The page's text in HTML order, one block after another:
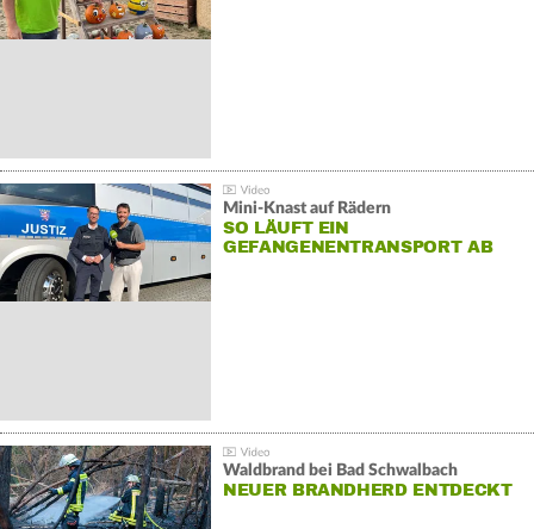
Mini-Knast auf Rädern
SO LÄUFT EIN
GEFANGENENTRANSPORT AB
Waldbrand bei Bad Schwalbach
NEUER BRANDHERD ENTDECKT